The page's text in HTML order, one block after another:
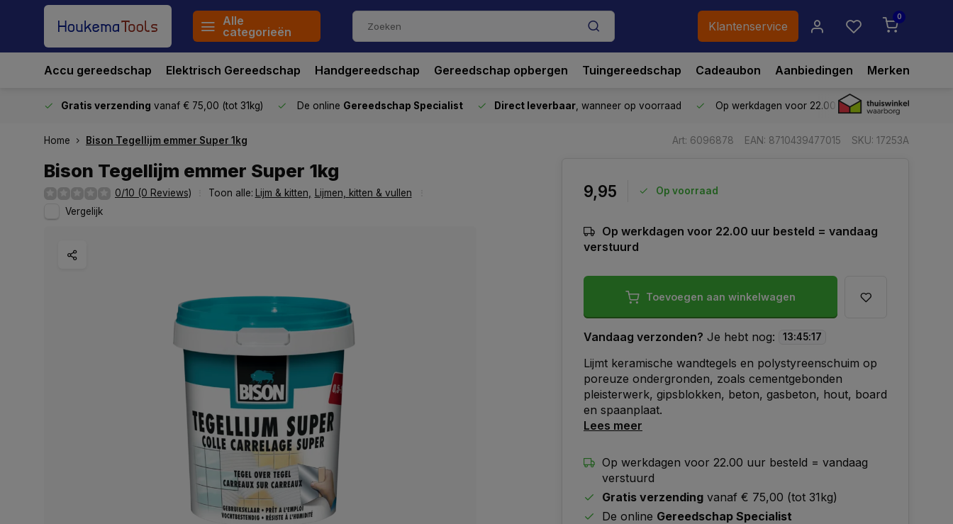
Alle
categorieën
Klantenservice
0
Accu gereedschap Elektrisch Gereedschap Handgereedschap Gereedschap opbergen Tuingereedschap Cadeaubon Aanbiedingen Merken
Gratis verzending vanaf € 75,00 (tot 31kg) De online Gereedschap Specialist Direct leverbaar , wanneer op voorraad Op werkdagen voor 22.00 uur besteld,vandaag
Home Bison Tegellijm emmer Super 1kg Art: 6096878 EAN: 8710439477015 SKU: 17253A
Bison Tegellijm emmer Super 1kg
0/10 (0 Reviews) Toon alle: Lijm & kitten
Lijmen, kitten & vullen
Vergelijk
9,95 Op voorraad
Op werkdagen voor 22.00 uur besteld = vandaag
verstuurd
Toevoegen aan winkelwagen
Vandaag verzonden? Je hebt nog: 13:45:16
Lijmt keramische wandtegels en polystyreenschuim op
poreuze ondergronden, zoals cementgebonden
pleisterwerk, gipsblokken, beton, gasbeton, hout, board
en spaanplaat.
Lees meer
Op werkdagen voor 22.00 uur besteld = vandaag
verstuurd
Gratis verzending vanaf € 75,00 (tot 31kg)
De online Gereedschap Specialist